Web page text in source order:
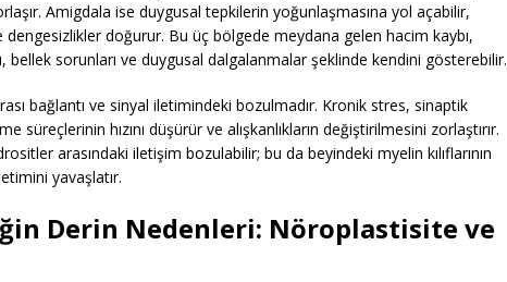
Amigdala ise duygusal tepkilerin yoğunlaşmasına yol açabilir,
doğurur. Bu üç bölgede meydana gelen hacim kaybı,
bellek sorunları ve duygusal dalgalanmalar şeklinde kendini gösterebilir.
bağlantı ve sinyal iletimindeki bozulmadır. Kronik stres, sinaptik
süreçlerinin hızını düşürür ve alışkanlıkların değiştirilmesini zorlaştırır.
arasındaki iletişim bozulabilir; bu da beyindeki myelin kılıflarının
yavaşlatır.
Derin Nedenleri: Nöroplastisite ve